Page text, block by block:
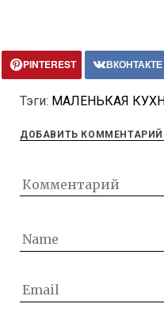
PINTEREST ВКОНТАКТЕ
Тэги: МАЛЕНЬКАЯ
ДОБАВИТЬ КОММЕНТАРИЙ